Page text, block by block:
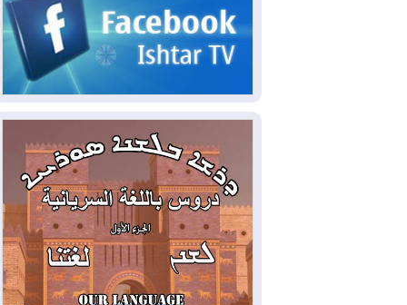
2026-08-05
حرائق فرنسا.. توقيف 402
شخص بينهم 156 قاصرا منذ بداية موسم
الحرائق
2026-08-04سومو: إنتاج النفط في إقليم
كوردستان انخفض إلى أقل من 10%
2026-08-04ملفات حقبة الكاظمي تعود إلى
الواجهة.. أنباء عن مراجعات قضائية
وتحقيقات أوسع في قضايا فساد
2026-08-04بيترو يشكو تزوير الانتخابات
الرئاسية ويحذر من "حرب أهلية" في
كولومبيا